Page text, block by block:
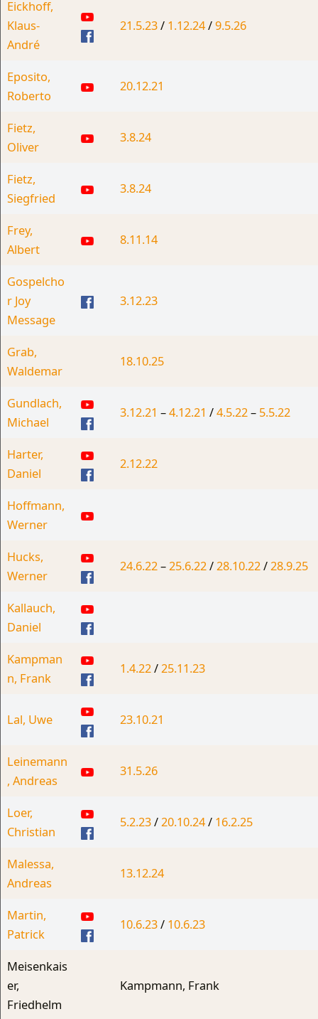
Eickhoff,
Klaus-
André
21.5.23/ 1.12.24/9.5.26
Eposito,
Roberto
20.12.21
Fietz,
Oliver
3.8.24
Fietz,
Siegfried
3.8.24
Frey,
Albert
8.11.14
Gospelcho
r Joy
Message
3.12.23
Grab,
Waldemar
18.10.25
Gundlach,
Michael
3.12.21 –4.12.21 /4.5.22– 5.5.22
Harter,
Daniel
2.12.22
Hoffmann,
Werner
Hucks,
Werner
24.6.22–25.6.22/28.10.22/28.9.25
Kallauch,
Daniel
Kampman
n, Frank
1.4.22/25.11.23
Lal, Uwe 23.10.21
Leinemann
, Andreas
31.5.26
Loer,
Christian
5.2.23/20.10.24/ 16.2.25
Malessa,
Andreas
13.12.24
Martin,
Patrick
10.6.23/ 10.6.23
Meisenkais
er,
Friedhelm
Kampmann, Frank